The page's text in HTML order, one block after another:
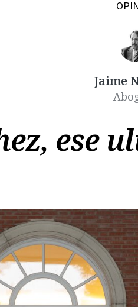
Jaime
ese